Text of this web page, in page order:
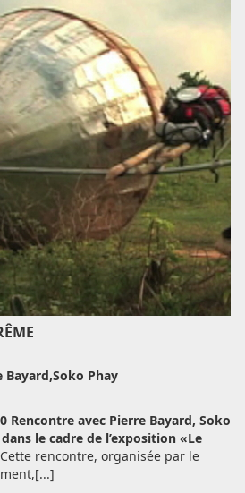
Phay
Rencontre avec Pierre Bayard, Soko
dans le cadre de l’exposition «Le
Cette rencontre, organisée par le